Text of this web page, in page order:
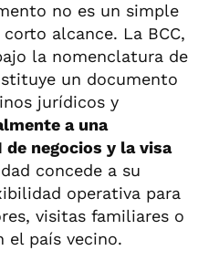
no es un simple
alcance. La BCC,
la nomenclatura de
un documento
jurídicos y
a una
de negocios y la visa
concede a su
operativa para
visitas familiares o
el país vecino.